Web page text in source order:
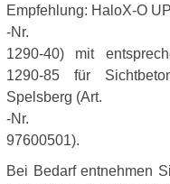
Empfehlung: HaloX-O
-Nr.
1290-40) mit
1290-85 für
Spelsberg (Art.
-Nr.
97600501).
Bei Bedarf entnehmen